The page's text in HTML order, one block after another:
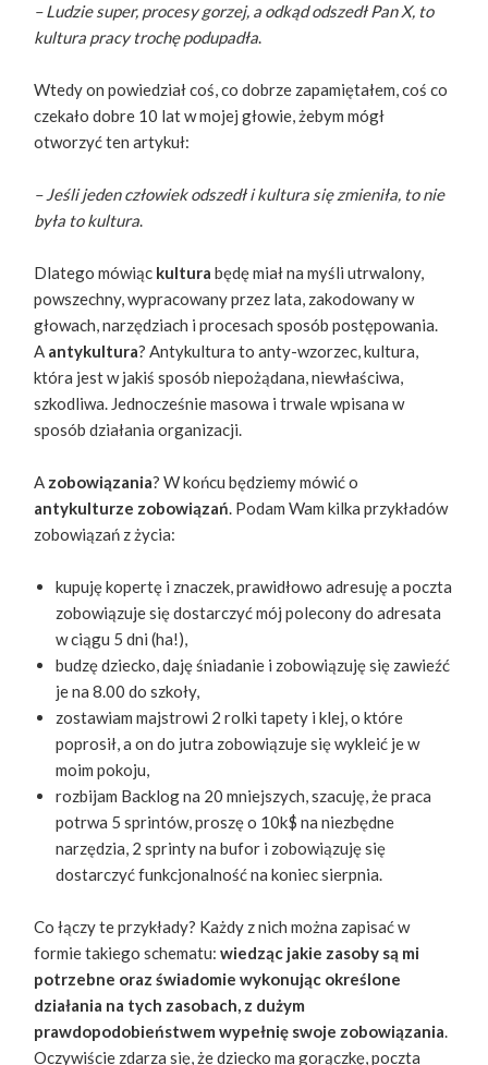
– Ludzie super, procesy gorzej, a odkąd odszedł Pan X, to
kultura pracy trochę podupadła.
Wtedy on powiedział coś, co dobrze zapamiętałem, coś co
czekało dobre 10 lat w mojej głowie, żebym mógł
otworzyć ten artykuł:
– Jeśli jeden człowiek odszedł i kultura się zmieniła, to nie
była to kultura.
Dlatego mówiąc ​ kultura ​będę miał na myśli utrwalony,
powszechny, wypracowany przez lata, zakodowany w
głowach, narzędziach i procesach sposób postępowania.
A antykultura​? Antykultura to anty-wzorzec, kultura,
która jest w jakiś sposób niepożądana, niewłaściwa,
szkodliwa. Jednocześnie masowa i trwale wpisana w
sposób działania organizacji.
A ​ zobowiązania?​ W końcu będziemy mówić o ​
antykulturze zobowiązań​. Podam Wam kilka przykładów
zobowiązań z życia:
kupuję kopertę i znaczek, prawidłowo adresuję a poczta
zobowiązuje się dostarczyć mój polecony do adresata
w ciągu 5 dni (ha!),
budzę dziecko, daję śniadanie i zobowiązuję się zawieźć
je na 8.00 do szkoły,
zostawiam majstrowi 2 rolki tapety i klej, o które
poprosił, a on do jutra zobowiązuje się wykleić je w
moim pokoju,
rozbijam Backlog na 20 mniejszych, szacuję, że praca
potrwa 5 sprintów, proszę o 10k$ na niezbędne
narzędzia, 2 sprinty na bufor i zobowiązuję się
dostarczyć funkcjonalność na koniec sierpnia.
Co łączy te przykłady? Każdy z nich można zapisać w
formie takiego schematu: ​wiedząc jakie zasoby są mi
potrzebne oraz świadomie wykonując określone
działania na tych zasobach, z dużym
prawdopodobieństwem wypełnię swoje zobowiązania​.
Oczywiście zdarza się, że dziecko ma gorączkę, poczta